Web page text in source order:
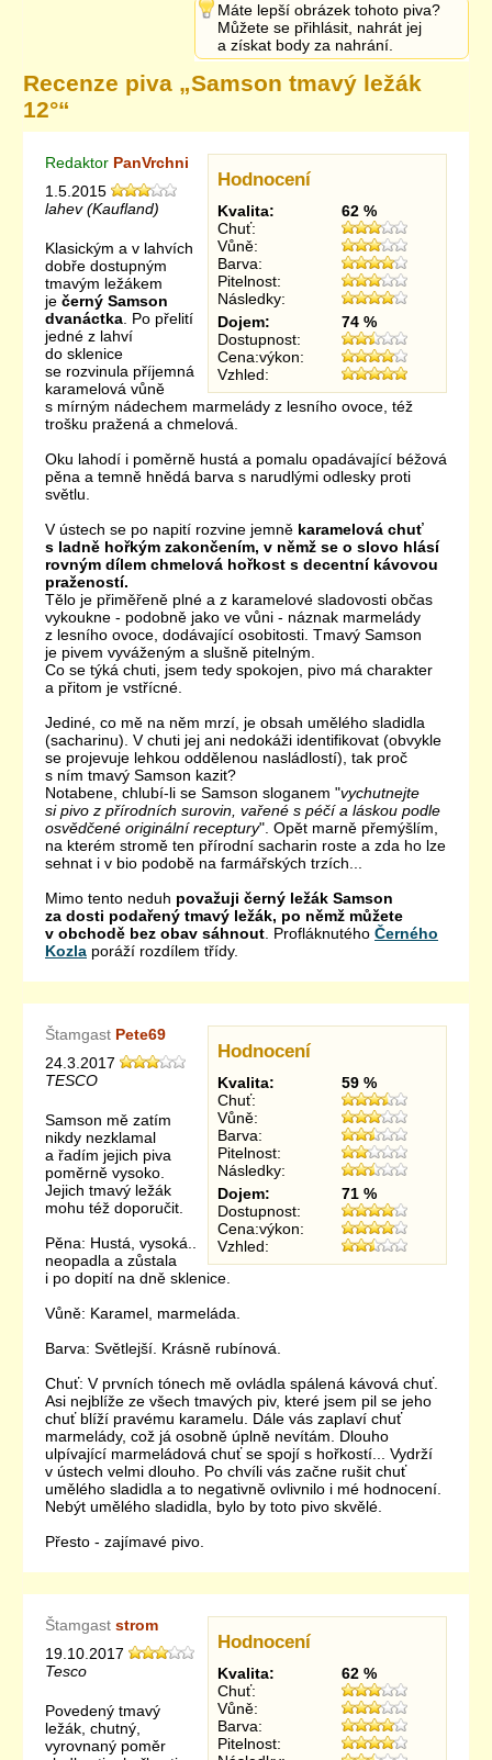
Máte lepší obrázek tohoto piva?
Můžete se přihlásit, nahrát jej
a získat body za nahrání.
Recenze piva „Samson tmavý ležák
12°“
Hodnocení
Kvalita:
62 %
Chuť:
Vůně:
Barva:
Pitelnost:
Následky:
Dojem:
74 %
Dostupnost:
Cena:výkon:
Vzhled:
Redaktor PanVrchni
1.5.2015
lahev (Kaufland)
Klasickým a v lahvích
dobře dostupným
tmavým ležákem
je černý Samson
dvanáctka . Po přelití
jedné z lahví
do sklenice
se rozvinula příjemná
karamelová vůně
s mírným nádechem marmelády z lesního ovoce, též
trošku pražená a chmelová.
Oku lahodí i poměrně hustá a pomalu opadávající béžová
pěna a temně hnědá barva s narudlými odlesky proti
světlu.
V ústech se po napití rozvine jemně karamelová chuť
s ladně hořkým zakončením, v němž se o slovo hlásí
rovným dílem chmelová hořkost s decentní kávovou
pražeností.
Tělo je přiměřeně plné a z karamelové sladovosti občas
vykoukne - podobně jako ve vůni - náznak marmelády
z lesního ovoce, dodávající osobitosti. Tmavý Samson
je pivem vyváženým a slušně pitelným.
Co se týká chuti, jsem tedy spokojen, pivo má charakter
a přitom je vstřícné.
Jediné, co mě na něm mrzí, je obsah umělého sladidla
(sacharinu). V chuti jej ani nedokáži identifikovat (obvykle
se projevuje lehkou oddělenou nasládlostí), tak proč
s ním tmavý Samson kazit?
Notabene, chlubí-li se Samson sloganem "vychutnejte
si pivo z přírodních surovin, vařené s péčí a láskou podle
osvědčené originální receptury". Opět marně přemýšlím,
na kterém stromě ten přírodní sacharin roste a zda ho lze
sehnat i v bio podobě na farmářských trzích...
Mimo tento neduh považuji černý ležák Samson
za dosti podařený tmavý ležák, po němž můžete
v obchodě bez obav sáhnout . Profláknutého Černého
Kozla poráží rozdílem třídy.
Hodnocení
Kvalita:
59 %
Chuť:
Vůně:
Barva:
Pitelnost:
Následky:
Dojem:
71 %
Dostupnost:
Cena:výkon:
Vzhled:
Štamgast Pete69
24.3.2017
TESCO
Samson mě zatím
nikdy nezklamal
a řadím jejich piva
poměrně vysoko.
Jejich tmavý ležák
mohu též doporučit.
Pěna: Hustá, vysoká..
neopadla a zůstala
i po dopití na dně sklenice.
Vůně: Karamel, marmeláda.
Barva: Světlejší. Krásně rubínová.
Chuť: V prvních tónech mě ovládla spálená kávová chuť.
Asi nejblíže ze všech tmavých piv, které jsem pil se jeho
chuť blíží pravému karamelu. Dále vás zaplaví chuť
marmelády, což já osobně úplně nevítám. Dlouho
ulpívající marmeládová chuť se spojí s hořkostí... Vydrží
v ústech velmi dlouho. Po chvíli vás začne rušit chuť
umělého sladidla a to negativně ovlivnilo i mé hodnocení.
Nebýt umělého sladidla, bylo by toto pivo skvělé.
Přesto - zajímavé pivo.
Hodnocení
Kvalita:
62 %
Chuť:
Vůně:
Barva:
Pitelnost:
Štamgast strom
19.10.2017
Tesco
Povedený tmavý
ležák, chutný,
vyrovnaný poměr